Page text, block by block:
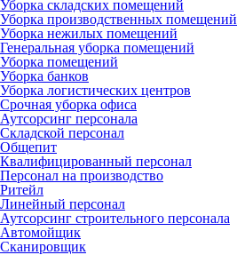
Уборка складских помещений
Уборка производственных помещений
Уборка нежилых помещений
Генеральная уборка помещений
Уборка помещений
Уборка банков
Уборка логистических центров
Срочная уборка офиса
Аутсорсинг персонала
Складской персонал
Общепит
Квалифицированный персонал
Персонал на производство
Ритейл
Линейный персонал
Аутсорсинг строительного персонала
Автомойщик
Сканировщик